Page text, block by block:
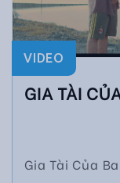
VIDEO
GIA TÀI
Gia Tài Của Ba